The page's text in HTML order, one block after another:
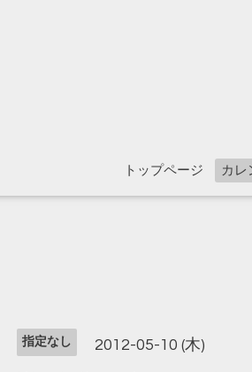
トップページ カレ
指定なし 2012-05-10 (木)